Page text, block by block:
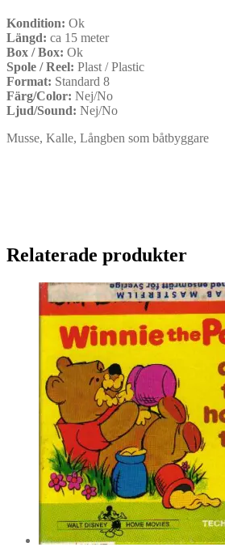
Kondition: Ok
Längd: ca 15 meter
Box / Box: Ok
Spole / Reel: Plast / Plastic
Format: Standard 8
Färg/Color: Nej/No
Ljud/Sound: Nej/No
Musse, Kalle, Långben som båtbyggare
Relaterade produkter